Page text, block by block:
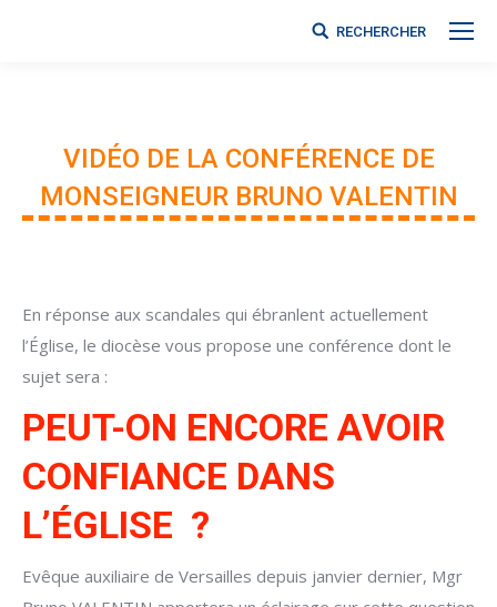
Search:RECHERCHER
VIDÉO DE LA CONFÉRENCE DE
MONSEIGNEUR BRUNO VALENTIN
En réponse aux scandales qui ébranlent actuellement
l’Église, le diocèse vous propose une conférence dont le
sujet sera :
PEUT-ON ENCORE AVOIR
CONFIANCE DANS
L’ÉGLISE ?
Evêque auxiliaire de Versailles depuis janvier dernier, Mgr